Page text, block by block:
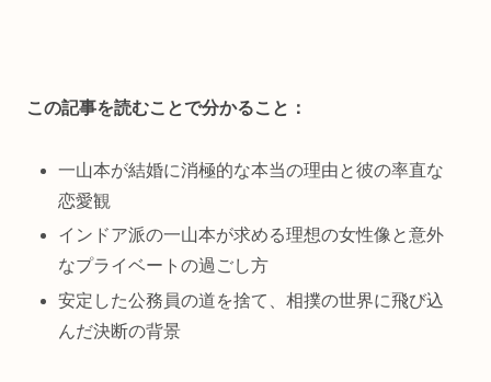
この記事を読むことで分かること：
一山本が結婚に消極的な本当の理由と彼の率直な
恋愛観
インドア派の一山本が求める理想の女性像と意外
なプライベートの過ごし方
安定した公務員の道を捨て、相撲の世界に飛び込
んだ決断の背景